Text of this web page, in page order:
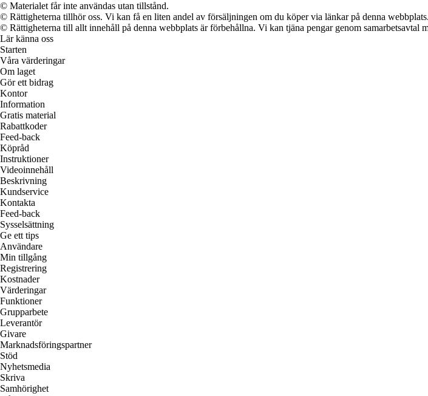
© Materialet får inte användas utan tillstånd.
© Rättigheterna tillhör oss. Vi kan få en liten andel av försäljningen om du köper via länkar på denna webbplats.
© Rättigheterna till allt innehåll på denna webbplats är förbehållna. Vi kan tjäna pengar genom
Lär känna oss
Starten
Våra värderingar
Om laget
Gör ett bidrag
Kontor
Information
Gratis material
Rabattkoder
Feed-back
Köpråd
Instruktioner
Videoinnehåll
Beskrivning
Kundservice
Kontakta
Feed-back
Sysselsättning
Ge ett tips
Användare
Min tillgång
Registrering
Kostnader
Värderingar
Funktioner
Grupparbete
Leverantör
Givare
Marknadsföringspartner
Stöd
Nyhetsmedia
Skriva
Samhörighet